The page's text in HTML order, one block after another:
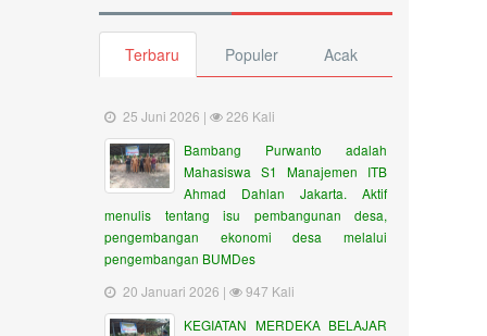
Terbaru Populer Acak
25 Juni 2026 |
226 Kali
Bambang Purwanto adalah
Mahasiswa S1 Manajemen ITB
Ahmad Dahlan Jakarta. Aktif
menulis tentang isu pembangunan desa,
pengembangan ekonomi desa melalui
pengembangan BUMDes
20 Januari 2026 |
947 Kali
KEGIATAN MERDEKA BELAJAR